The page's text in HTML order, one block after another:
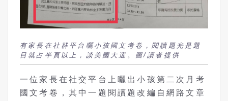
有家長在社群平台曬小孩國文考卷，閱讀題光是題
目就占半頁以上，談美國大選。圖/讀者提供
一位家長在社交平台上曬出小孩第二次月考
國文考卷，其中一題閱讀題改編自網路文章